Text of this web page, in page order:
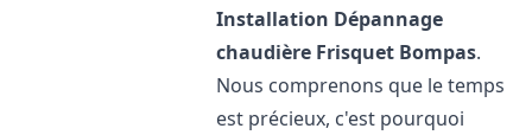
Installation Dépannage
chaudière Frisquet Bompas.
Nous comprenons que le temps
est précieux, c'est pourquoi